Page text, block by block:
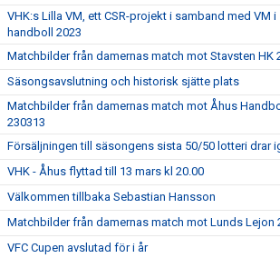
VHK:s Lilla VM, ett CSR-projekt i samband med VM i
handboll 2023
Matchbilder från damernas match mot Stavsten HK
Säsongsavslutning och historisk sjätte plats
Matchbilder från damernas match mot Åhus
230313
Försäljningen till säsongens sista 50/50 lotteri drar
VHK - Åhus flyttad till 13 mars kl 20.00
Välkommen tillbaka Sebastian Hansson
Matchbilder från damernas match mot Lunds Lejon
VFC Cupen avslutad för i år